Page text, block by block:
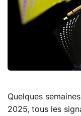
Quelques
2025, tous les